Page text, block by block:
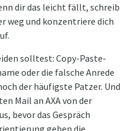
dir das leicht fällt, schreib
weg und konzentriere dich
solltest: Copy-Paste-
oder die falsche Anrede
der häufigste Patzer. Und
Mail an AXA von der
bevor das Gespräch
geben die